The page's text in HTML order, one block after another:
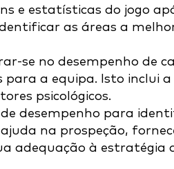
e estatísticas do jogo
as áreas a
se no desempenho de
para a equipa. Isto inclui
psicológicos.
desempenho para
na prospeção,
adequação à estratégia